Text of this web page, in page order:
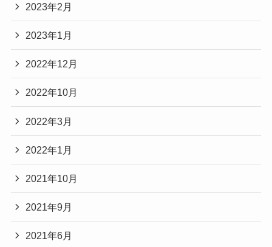
2023年2月
2023年1月
2022年12月
2022年10月
2022年3月
2022年1月
2021年10月
2021年9月
2021年6月